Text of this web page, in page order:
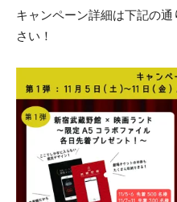
キャンペーン詳細は下記の
さい！